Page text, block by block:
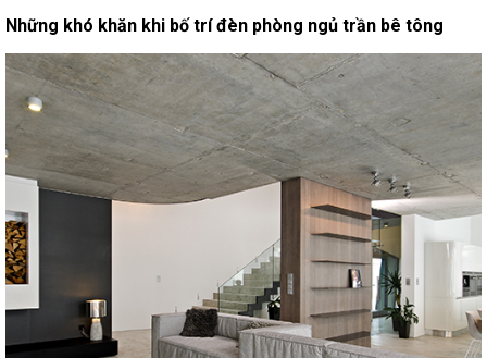
Những khó khăn khi bố trí đèn phòng ngủ trần bê tông